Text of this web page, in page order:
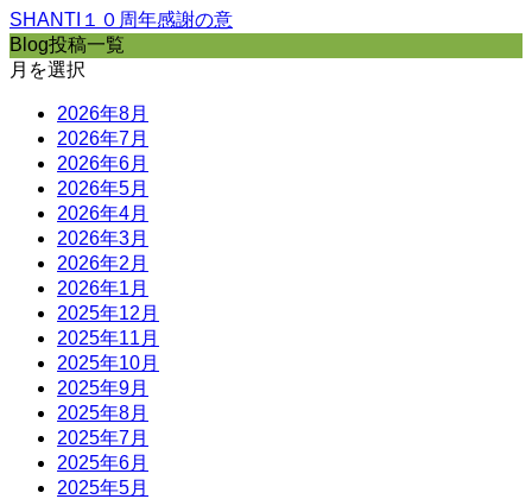
SHANTI１０周年感謝の意
Blog投稿一覧
月を選択
2026年8月
2026年7月
2026年6月
2026年5月
2026年4月
2026年3月
2026年2月
2026年1月
2025年12月
2025年11月
2025年10月
2025年9月
2025年8月
2025年7月
2025年6月
2025年5月